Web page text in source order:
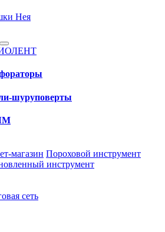
Нея
шуруповерты
магазин Пороховой инструмент
инструмент
сеть